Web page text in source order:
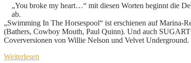
„You broke my heart…“ mit diesen Worten beginnt die
ab.
„Swimming In The Horsespool“ ist erschienen auf Marina-
(Bathers, Cowboy Mouth, Paul Quinn). Und auch
Coverversionen von Willie Nelson und Velvet Underground.
Weiterlesen